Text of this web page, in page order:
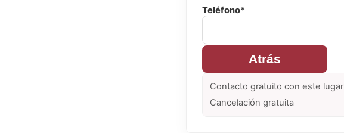
Teléfono*
Atrás
Contacto gratuito con este lugar
Cancelación gratuita